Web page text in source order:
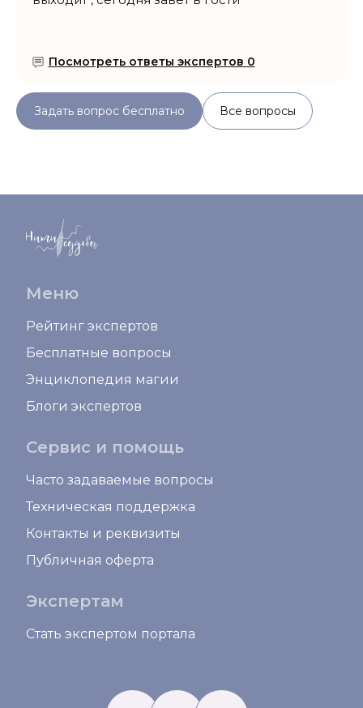
Посмотреть ответы экспертов 0
Задать вопрос бесплатно Все вопросы
Меню
Рейтинг экспертов
Бесплатные вопросы
Энциклопедия магии
Блоги экспертов
Сервис и помощь
Часто задаваемые вопросы
Техническая поддержка
Контакты и реквизиты
Публичная оферта
Экспертам
Стать экспертом портала